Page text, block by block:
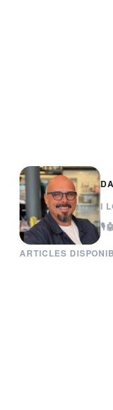
I
ARTICLES